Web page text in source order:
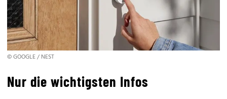
© GOOGLE / NEST
Nur die wichtigsten Infos